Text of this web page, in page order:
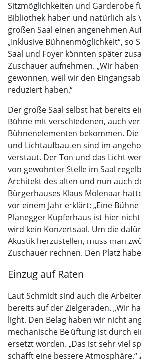
Sitzmöglichkeiten und Garderobe
Bibliothek haben und natürlich als
großen Saal einen angenehmen
„Inklusive Bühnenmöglichkeit“, so
Saal und Foyer könnten später
Zuschauer aufnehmen. „Wir haben
gewonnen, weil wir den
reduziert haben.“
Der große Saal selbst hat bereits
Bühne mit verschiedenen, auch
Bühnenelementen bekommen. Die
und Lichtaufbauten sind im
verstaut. Der Ton und das Licht
von gewohnter Stelle im Saal
Architekt des alten und nun auch
Bürgerhauses Klaus Molenaar
vor einem Jahr erklärt: „Eine
Planegger Kupferhaus ist hier
wird kein Konzertsaal. Um die
Akustik herzustellen, muss man
Zuschauer rechnen. Den Platz
Einzug auf Raten
Laut Schmidt sind auch die
bereits auf der Zielgeraden. „Wir
light. Den Belag haben wir nicht
mechanische Belüftung ist durch
ersetzt worden. „Das ist sehr viel
schafft eine bessere Atmosphäre.“